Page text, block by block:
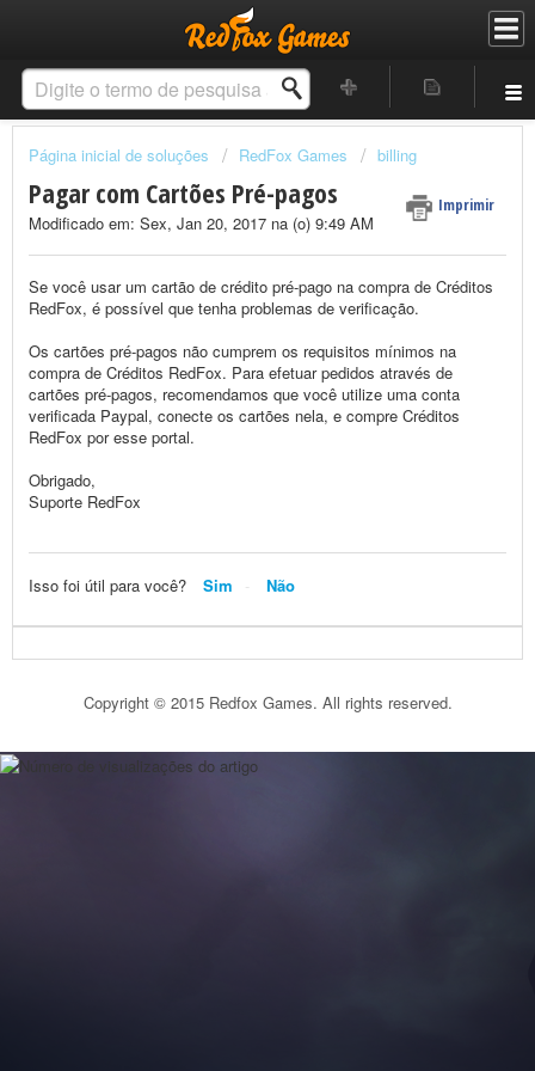
Página inicial de soluções RedFox Games billing
Pagar com Cartões Pré-pagos Imprimir
Modificado em: Sex, Jan 20, 2017 na (o) 9:49 AM
Se você usar um cartão de crédito pré-pago na compra de Créditos
RedFox, é possível que tenha problemas de verificação.
Os cartões pré-pagos não cumprem os requisitos mínimos na
compra de Créditos RedFox. Para efetuar pedidos através de
cartões pré-pagos, recomendamos que você utilize uma conta
verificada Paypal, conecte os cartões nela, e compre Créditos
RedFox por esse portal.
Obrigado,
Suporte RedFox
Isso foi útil para você? Sim Não
Copyright © 2015 Redfox Games. All rights reserved.